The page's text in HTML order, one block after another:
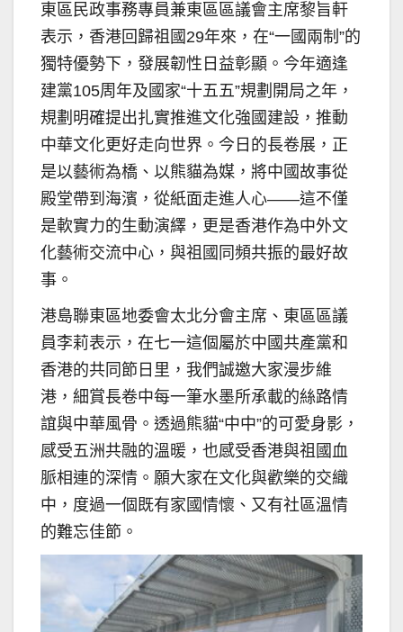
東區民政事務專員兼東區區議會主席黎旨軒
表示，香港回歸祖國29年來，在“一國兩制”的
獨特優勢下，發展韌性日益彰顯。今年適逢
建黨105周年及國家“十五五”規劃開局之年，
規劃明確提出扎實推進文化強國建設，推動
中華文化更好走向世界。今日的長卷展，正
是以藝術為橋、以熊貓為媒，將中國故事從
殿堂帶到海濱，從紙面走進人心——這不僅
是軟實力的生動演繹，更是香港作為中外文
化藝術交流中心，與祖國同頻共振的最好故
事。
港島聯東區地委會太北分會主席、東區區議
員李莉表示，在七一這個屬於中國共產黨和
香港的共同節日里，我們誠邀大家漫步維
港，細賞長卷中每一筆水墨所承載的絲路情
誼與中華風骨。透過熊貓“中中”的可愛身影，
感受五洲共融的溫暖，也感受香港與祖國血
脈相連的深情。願大家在文化與歡樂的交織
中，度過一個既有家國情懷、又有社區溫情
的難忘佳節。